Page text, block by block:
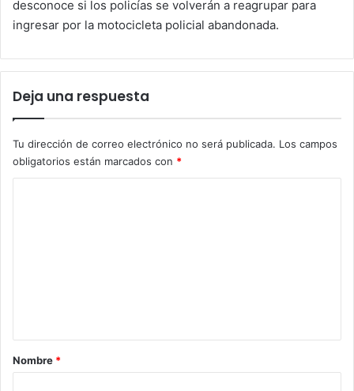
desconoce si los policías se volverán a reagrupar para
ingresar por la motocicleta policial abandonada.
Deja una respuesta
Tu dirección de correo electrónico no será publicada. Los campos
obligatorios están marcados con *
rNombre *